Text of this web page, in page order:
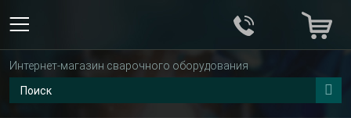
Интернет-магазин сварочного оборудования